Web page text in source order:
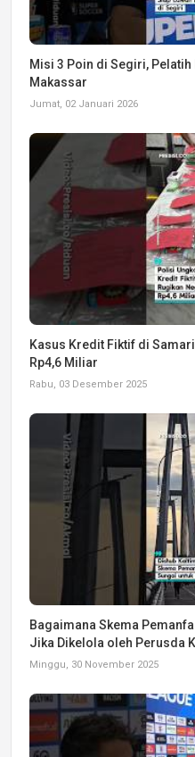
Misi 3 Poin di Segiri, Pelatih
Makassar
Jumat, 02 Januari 2026
Kasus Kredit Fiktif di
Rp4,6 Miliar
Rabu, 03 Desember 2025
Bagaimana Skema
Jika Dikelola oleh Perusda
Minggu, 30 November 2025